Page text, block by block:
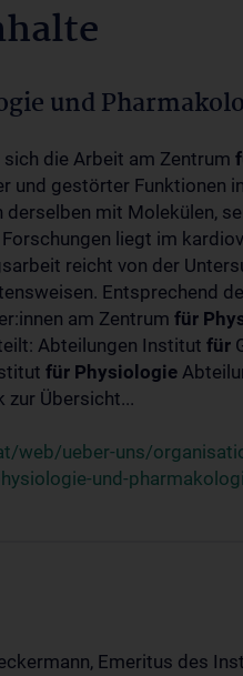
und
die Arbeit am Zentrum
und gestörter Funktionen
mit Molekülen,
liegt im
reicht von der
Entsprechend
am Zentrum für
Abteilungen Institut für
für Physiologie
zur Übersicht...
web/ueber-uns/
und-
Emeritus des